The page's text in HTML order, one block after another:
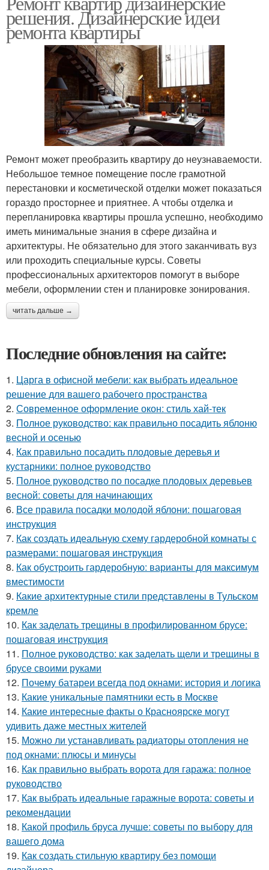
решения. Дизайнерские идеи
ремонта квартиры
Ремонт может преобразить квартиру до неузнаваемости.
Небольшое темное помещение после грамотной
перестановки и косметической отделки может показаться
гораздо просторнее и приятнее. А чтобы отделка и
перепланировка квартиры прошла успешно, необходимо
иметь минимальные знания в сфере дизайна и
архитектуры. Не обязательно для этого заканчивать вуз
или проходить специальные курсы. Советы
профессиональных архитекторов помогут в выборе
мебели, оформлении стен и планировке зонирования.
читать дальше →
Последние обновления на сайте:
1. Царга в офисной мебели: как выбрать идеальное
решение для вашего рабочего пространства
2. Современное оформление окон: стиль хай-тек
3. Полное руководство: как правильно посадить яблоню
весной и осенью
4. Как правильно посадить плодовые деревья и
кустарники: полное руководство
5. Полное руководство по посадке плодовых деревьев
весной: советы для начинающих
6. Все правила посадки молодой яблони: пошаговая
инструкция
7. Как создать идеальную схему гардеробной комнаты с
размерами: пошаговая инструкция
8. Как обустроить гардеробную: варианты для максимум
вместимости
9. Какие архитектурные стили представлены в Тульском
кремле
10. Как заделать трещины в профилированном брусе:
пошаговая инструкция
11. Полное руководство: как заделать щели и трещины в
брусе своими руками
12. Почему батареи всегда под окнами: история и логика
13. Какие уникальные памятники есть в Москве
14. Какие интересные факты о Красноярске могут
удивить даже местных жителей
15. Можно ли устанавливать радиаторы отопления не
под окнами: плюсы и минусы
16. Как правильно выбрать ворота для гаража: полное
руководство
17. Как выбрать идеальные гаражные ворота: советы и
рекомендации
18. Какой профиль бруса лучше: советы по выбору для
вашего дома
19. Как создать стильную квартиру без помощи